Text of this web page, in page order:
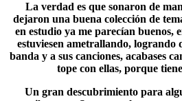
La verdad es que sonaron de
dejaron una buena colección de
en estudio ya me parecían buenos,
estuviesen ametrallando, logrando
banda y a sus canciones, acabases
tope con ellas, porque
Un gran descubrimiento para